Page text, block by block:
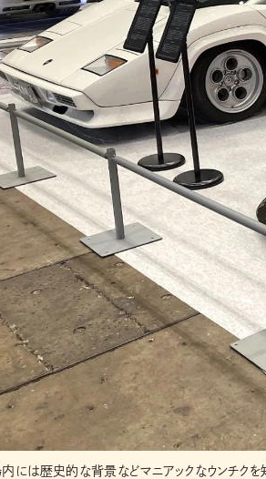
には歴史的な背景などマニアックなウンチク